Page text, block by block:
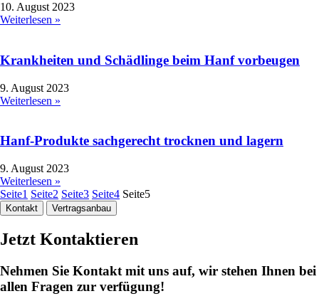
10. August 2023
Weiterlesen »
Krankheiten und Schädlinge beim Hanf vorbeugen
9. August 2023
Weiterlesen »
Hanf-Produkte sachgerecht trocknen und lagern
9. August 2023
Weiterlesen »
Seite1 Seite2 Seite3 Seite4 Seite5
Kontakt Vertragsanbau
Jetzt Kontaktieren
Nehmen Sie Kontakt mit uns auf, wir stehen Ihnen bei
allen Fragen zur verfügung!